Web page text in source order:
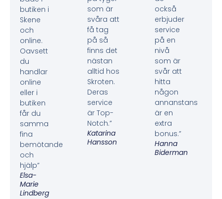
butiken i
Skene
och
online.
Oavsett
du
handlar
online
eller i
butiken
får du
samma
fina
bemötande
och
hjälp”
Elsa-
Marie
Lindberg
som är
svåra att
få tag
på så
finns det
nästan
alltid hos
Skroten.
Deras
service
är Top-
Notch.”
Katarina
Hansson
också
erbjuder
service
på en
nivå
som är
svår att
hitta
någon
annanstans
är en
extra
bonus.”
Hanna
Biderman